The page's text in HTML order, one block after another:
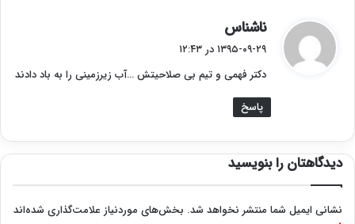
ناشناس
ف
۱۳۹۵-۰۹-۲۹ در ۱۲:۴۳
دکتر فهمی و تیم بی صلاحیتش …آب زیرزمینی را به باد دادند
پاسخ
دیدگاهتان را بنویسید
نشانی ایمیل شما منتشر نخواهد شد. بخش‌های موردنیاز علامت‌گذاری شده‌اند